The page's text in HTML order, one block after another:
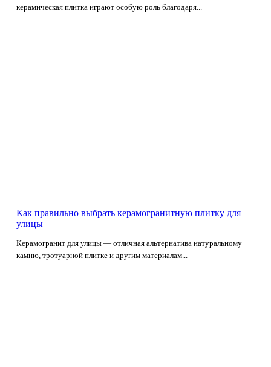
керамическая плитка играют особую роль благодаря...
Как правильно выбрать керамогранитную плитку для
улицы
Керамогранит для улицы — отличная альтернатива натуральному
камню, тротуарной плитке и другим материалам...